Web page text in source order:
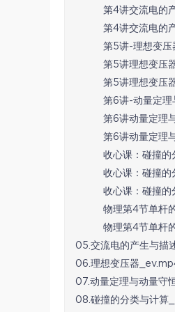
第4讲交流电的
第4讲交流电的
第5讲-理想变
第5讲理想变压
第5讲理想变压
第6讲-动量定
第6讲动量定理
第6讲动量定理
收心课：碰撞
收心课：碰撞
收心课：碰撞
物理第4节单杆
物理第4节单杆
05.交流电的产生与描
06.理想变压器
07.动量定理与动量守
08.碰撞的分类与计算